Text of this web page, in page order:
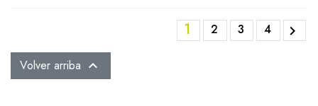
1 2 3 4 
Volver arriba 